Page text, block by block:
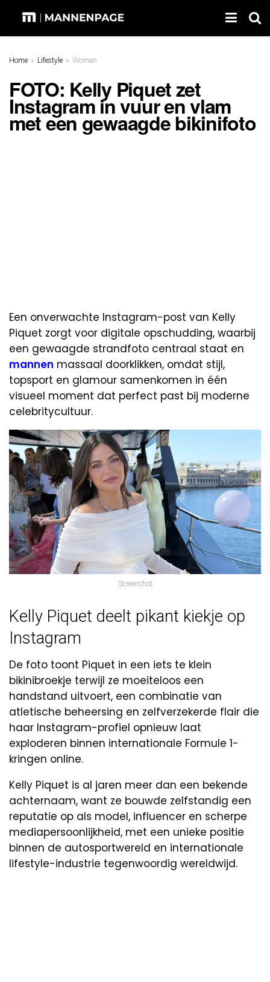
Home Lifestyle Woman
FOTO: Kelly Piquet zet
Instagram in vuur en vlam
met een gewaagde bikinifoto
Een onverwachte Instagram-post van Kelly
Piquet zorgt voor digitale opschudding, waarbij
een gewaagde strandfoto centraal staat en
mannen massaal doorklikken, omdat stijl,
topsport en glamour samenkomen in één
visueel moment dat perfect past bij moderne
celebritycultuur.
Screenshot
Kelly Piquet deelt pikant kiekje op
Instagram
De foto toont Piquet in een iets te klein
bikinibroekje terwijl ze moeiteloos een
handstand uitvoert, een combinatie van
atletische beheersing en zelfverzekerde flair die
haar Instagram-profiel opnieuw laat
exploderen binnen internationale Formule 1-
kringen online.
Kelly Piquet is al jaren meer dan een bekende
achternaam, want ze bouwde zelfstandig een
reputatie op als model, influencer en scherpe
mediapersoonlijkheid, met een unieke positie
binnen de autosportwereld en internationale
lifestyle-industrie tegenwoordig wereldwijd.